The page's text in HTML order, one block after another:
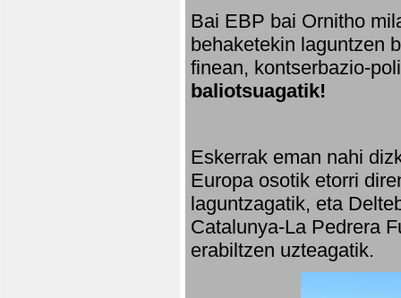
Bai EBP bai Ornitho
behaketekin laguntzen
finean, kontserbazio-
baliotsuagatik!
Eskerrak eman nahi
Europa osotik etorri
laguntzagatik, eta
Catalunya-La Pedrera
erabiltzen uzteagatik.